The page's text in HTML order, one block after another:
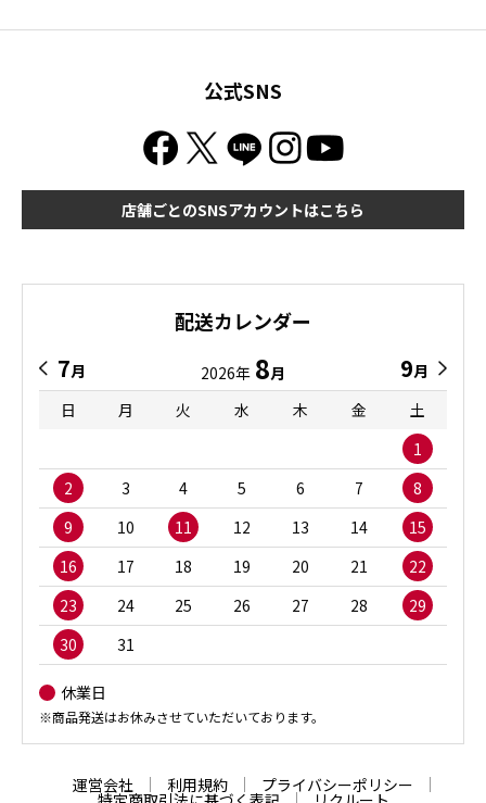
公式SNS
店舗ごとのSNSアカウントはこちら
配送カレンダー
7月 2026年 8月 9月
日
月 火 水 木 金
土
1
2
3 4 5 6 7
8
9
10 11 12 13 14
15
16
17 18 19 20 21
22
23
24 25 26 27 28
29
30
31
休業日
※商品発送はお休みさせていただいております。
運営会社 利用規約 プライバシーポリシー